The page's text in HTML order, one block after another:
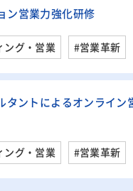
ン営業力強化研修
ング・営業 #営業革新
タントによるオンライン
ング・営業 #営業革新